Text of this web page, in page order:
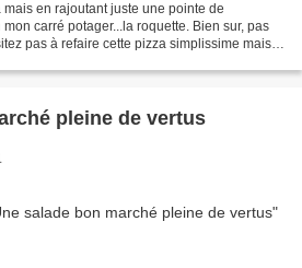
en rajoutant juste une pointe de
carré potager...la roquette. Bien sur, pas
pas à refaire cette pizza simplissime mais
pleine de vertus